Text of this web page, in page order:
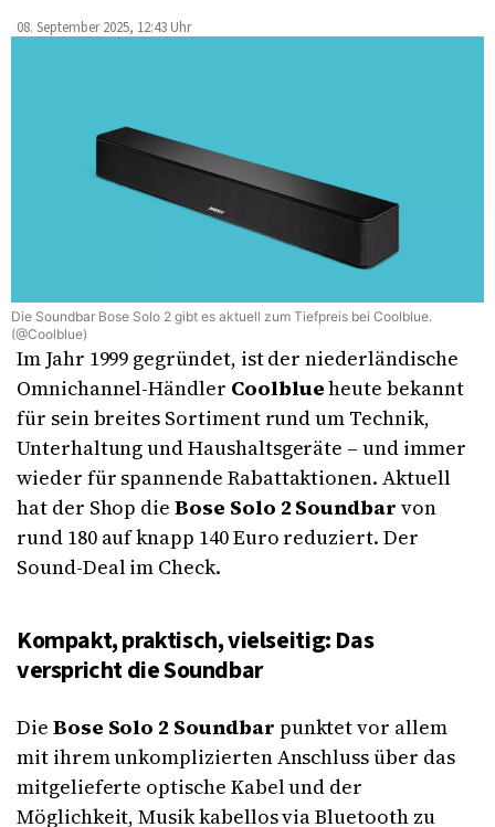
08. September 2025, 12:43 Uhr
Die Soundbar Bose Solo 2 gibt es aktuell zum Tiefpreis bei Coolblue.
(@Coolblue)
Im Jahr 1999 gegründet, ist der niederländische
Omnichannel-Händler Coolblueheute bekannt
für sein breites Sortiment rund um Technik,
Unterhaltung und Haushaltsgeräte – und immer
wieder für spannende Rabattaktionen. Aktuell
hat der Shop dieBose Solo 2 Soundbar von
rund 180 auf knapp 140 Euro reduziert. Der
Sound-Deal im Check.
Kompakt, praktisch, vielseitig: Das
verspricht die Soundbar
Die Bose Solo 2 Soundbar punktet vor allem
mit ihrem unkomplizierten Anschluss über das
mitgelieferte optische Kabel und der
Möglichkeit, Musik kabellos via Bluetooth zu